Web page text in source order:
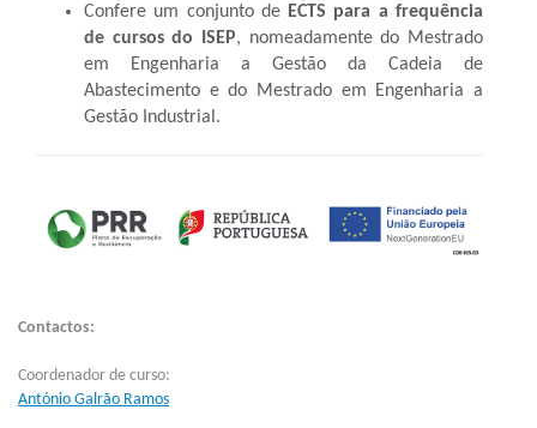
Confere um conjunto de ECTS para a frequência
de cursos do ISEP, nomeadamente do Mestrado
em Engenharia a Gestão da Cadeia de
Abastecimento e do Mestrado em Engenharia a
Gestão Industrial.
Contactos:
Coordenador de curso:
António Galrão Ramos